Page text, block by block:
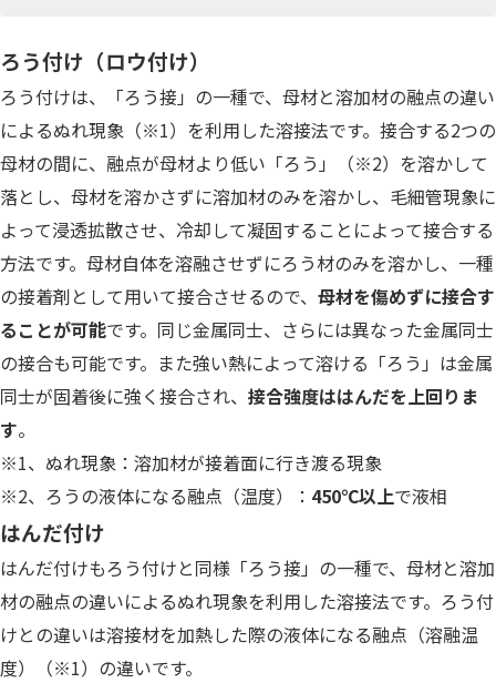
ろう付け（ロウ付け）
ろう付けは、「ろう接」の一種で、母材と溶加材の融点の違い
によるぬれ現象（※1）を利用した溶接法です。接合する2つの
母材の間に、融点が母材より低い「ろう」（※2）を溶かして
落とし、母材を溶かさずに溶加材のみを溶かし、毛細管現象に
よって浸透拡散させ、冷却して凝固することによって接合する
方法です。母材自体を溶融させずにろう材のみを溶かし、一種
の接着剤として用いて接合させるので、 母材を傷めずに接合す
ることが可能です。同じ金属同士、さらには異なった金属同士
の接合も可能です。また強い熱によって溶ける「ろう」は金属
同士が固着後に強く接合され、 接合強度ははんだを上回りま
す。
※1、ぬれ現象：溶加材が接着面に行き渡る現象
※2、ろうの液体になる融点（温度）： 450℃以上で液相
はんだ付け
はんだ付けもろう付けと同様「ろう接」の一種で、母材と溶加
材の融点の違いによるぬれ現象を利用した溶接法です。ろう付
けとの違いは溶接材を加熱した際の液体になる融点（溶融温
度）（※1）の違いです。